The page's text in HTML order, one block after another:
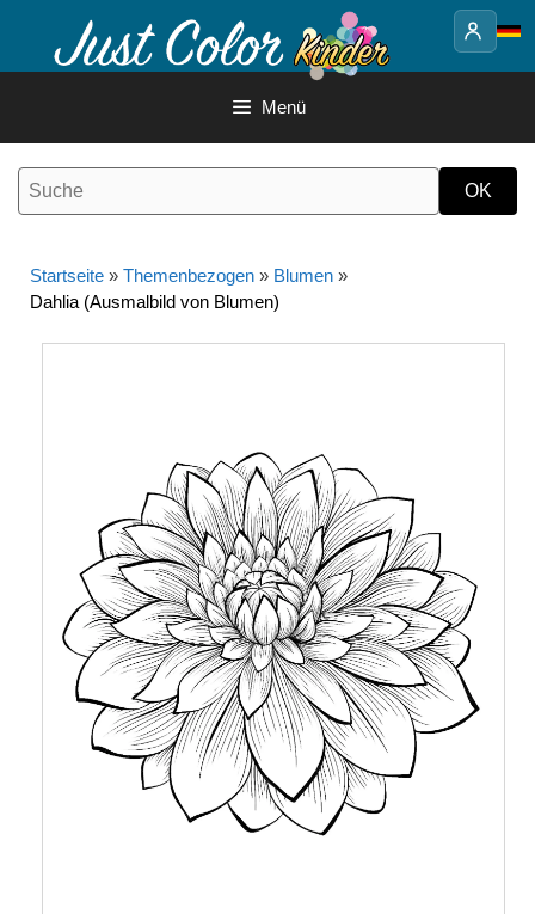
Inhalt
Menü
Startseite » Themenbezogen » Blumen »
Dahlia (Ausmalbild von Blumen)